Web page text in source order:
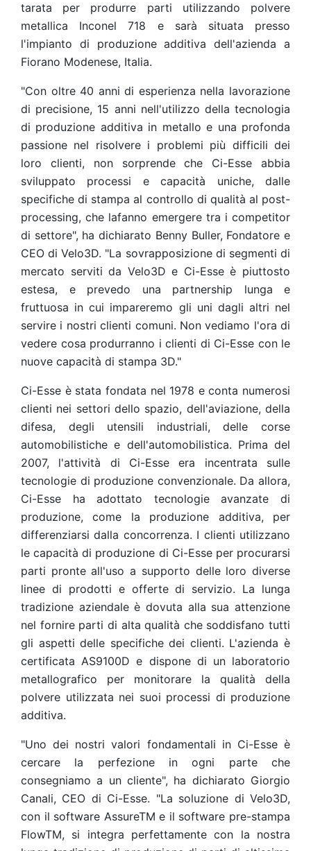
tarata per produrre parti utilizzando polvere
metallica Inconel 718 e sarà situata presso
l'impianto di produzione additiva dell'azienda a
Fiorano Modenese, Italia.
"Con oltre 40 anni di esperienza nella lavorazione
di precisione, 15 anni nell'utilizzo della tecnologia
di produzione additiva in metallo e una profonda
passione nel risolvere i problemi più difficili dei
loro clienti, non sorprende che Ci-Esse abbia
sviluppato processi e capacità uniche, dalle
specifiche di stampa al controllo di qualità al post-
processing, che lafanno emergere tra i competitor
di settore", ha dichiarato Benny Buller, Fondatore e
CEO di Velo3D. "La sovrapposizione di segmenti di
mercato serviti da Velo3D e Ci-Esse è piuttosto
estesa, e prevedo una partnership lunga e
fruttuosa in cui impareremo gli uni dagli altri nel
servire i nostri clienti comuni. Non vediamo l'ora di
vedere cosa produrranno i clienti di Ci-Esse con le
nuove capacità di stampa 3D."
Ci-Esse è stata fondata nel 1978 e conta numerosi
clienti nei settori dello spazio, dell'aviazione, della
difesa, degli utensili industriali, delle corse
automobilistiche e dell'automobilistica. Prima del
2007, l'attività di Ci-Esse era incentrata sulle
tecnologie di produzione convenzionale. Da allora,
Ci-Esse ha adottato tecnologie avanzate di
produzione, come la produzione additiva, per
differenziarsi dalla concorrenza. I clienti utilizzano
le capacità di produzione di Ci-Esse per procurarsi
parti pronte all'uso a supporto delle loro diverse
linee di prodotti e offerte di servizio. La lunga
tradizione aziendale è dovuta alla sua attenzione
nel fornire parti di alta qualità che soddisfano tutti
gli aspetti delle specifiche dei clienti. L'azienda è
certificata AS9100D e dispone di un laboratorio
metallografico per monitorare la qualità della
polvere utilizzata nei suoi processi di produzione
additiva.
"Uno dei nostri valori fondamentali in Ci-Esse è
cercare la perfezione in ogni parte che
consegniamo a un cliente", ha dichiarato Giorgio
Canali, CEO di Ci-Esse. "La soluzione di Velo3D,
con il software AssureTM e il software pre-stampa
FlowTM, si integra perfettamente con la nostra